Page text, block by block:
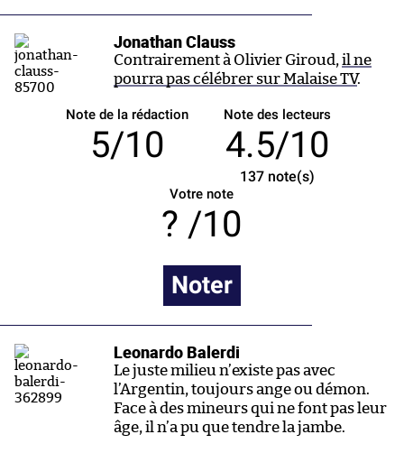
Jonathan Clauss
Contrairement à Olivier Giroud, il ne
pourra pas célébrer sur Malaise TV.
Note de la rédaction
5/10
Note des lecteurs
4.5/10
137note(s)
Votre note
/10
Noter
Leonardo Balerdi
Le juste milieu n’existe pas avec
l’Argentin, toujours ange ou démon.
Face à des mineurs qui ne font pas leur
âge, il n’a pu que tendre la jambe.